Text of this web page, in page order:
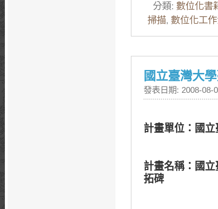
分類: 數位化書
掃描, 數位化工
國立臺灣大
發表日期: 2008-08-
計畫單位：國
計畫名稱：國
拓碑